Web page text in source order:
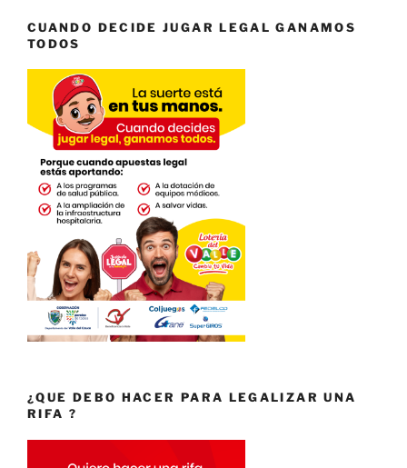
CUANDO DECIDE JUGAR LEGAL GANAMOS
TODOS
¿QUE DEBO HACER PARA LEGALIZAR UNA
RIFA ?